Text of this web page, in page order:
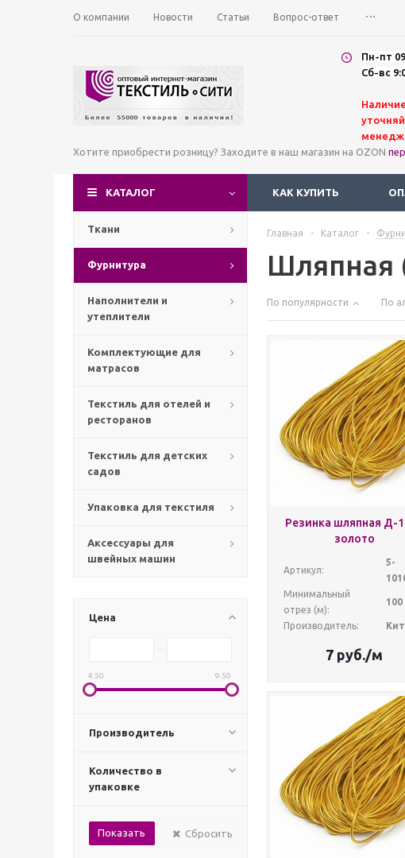
О компании Новости Статьи Вопрос-ответ ...
Пн-пт
Сб-вс
мене
Хотите приобрести розницу? Заходите в наш магазин на OZON
КАТАЛОГ КАК КУПИТЬ
Ткани
Фурнитура
Наполнители и
утеплители
Комплектующие для
матрасов
Текстиль для отелей и
ресторанов
Текстиль для детских
садов
Упаковка для текстиля
Аксессуары для
швейных машин
Цена
4.50 9.50
Производитель
Количество в
упаковке
Сбросить
Главная - Каталог -
Шляпная
По популярности По
Резинка шляпная Д-
золото
Артикул:
5-
Минимальный
отрез (м):
100
Производитель:
7 руб./м